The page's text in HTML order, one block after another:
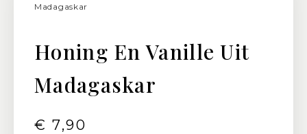
Madagaskar
Honing En Vanille Uit
Madagaskar
€ 7,90